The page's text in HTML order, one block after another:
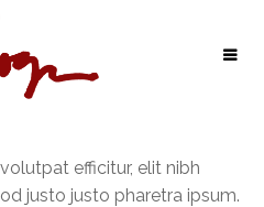
efficitur, elit nibh
justo justo pharetra ipsum.